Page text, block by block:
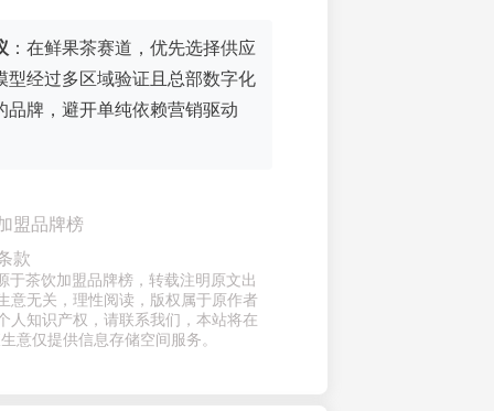
：在鲜果茶赛道，优先选择供应
型经过多区域验证且总部数字化
品牌，避开单纯依赖营销驱动
盟品牌榜
款
于茶饮加盟品牌榜，转载注明原文出
意无关，理性阅读，版权属于原作者
人知识产权，请联系我们，本站将在
意仅提供信息存储空间服务。